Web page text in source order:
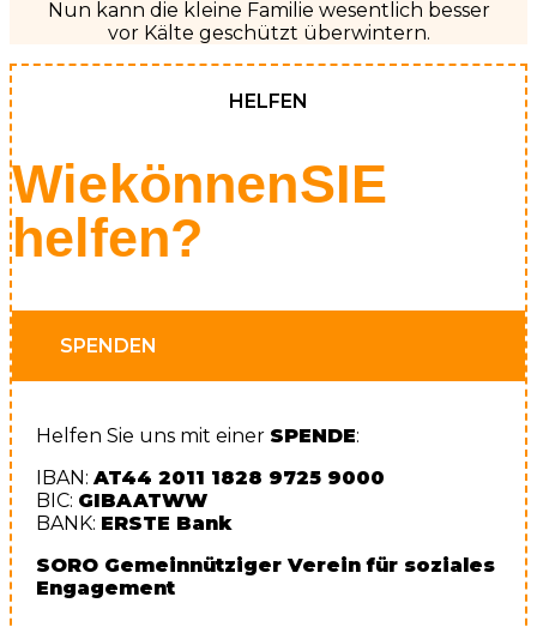
Nun kann die kleine Familie wesentlich besser
vor Kälte geschützt überwintern.
HELFEN
Wie können SIE
helfen?
SPENDEN
Helfen Sie uns mit einer SPENDE:
IBAN: AT44 2011 1828 9725 9000
BIC: GIBAATWW
BANK: ERSTE Bank
SORO Gemeinnütziger Verein für soziales
Engagement